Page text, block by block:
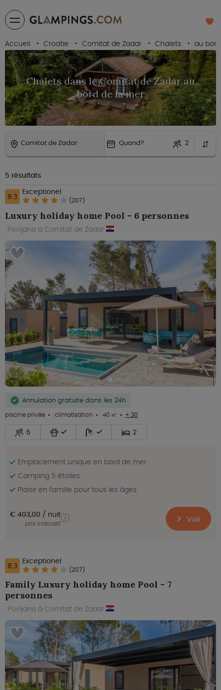
Accueil Croatie Comitat de Zadar Chalets au
Chalets dans le Comitat de Zadar au
bord de la mer
Comitat de Zadar Quand? 2
5 résultats
8.3 Exceptionel
(207)
Luxury holiday home Pool - 6 personnes
Povljana à Comitat de Zadar
Annulation gratuite dans les 24h
piscine privée
climatisation 40 ㎡ + 30
6 2
Emplacement unique en bord de mer
Camping 5 étoiles
Plaisir en famille pour tous les âges
€ 403,00 nuit
prix indicatif Voir
8.3 Exceptionel
(207)
Family Luxury holiday home Pool - 7
personnes
Povljana à Comitat de Zadar